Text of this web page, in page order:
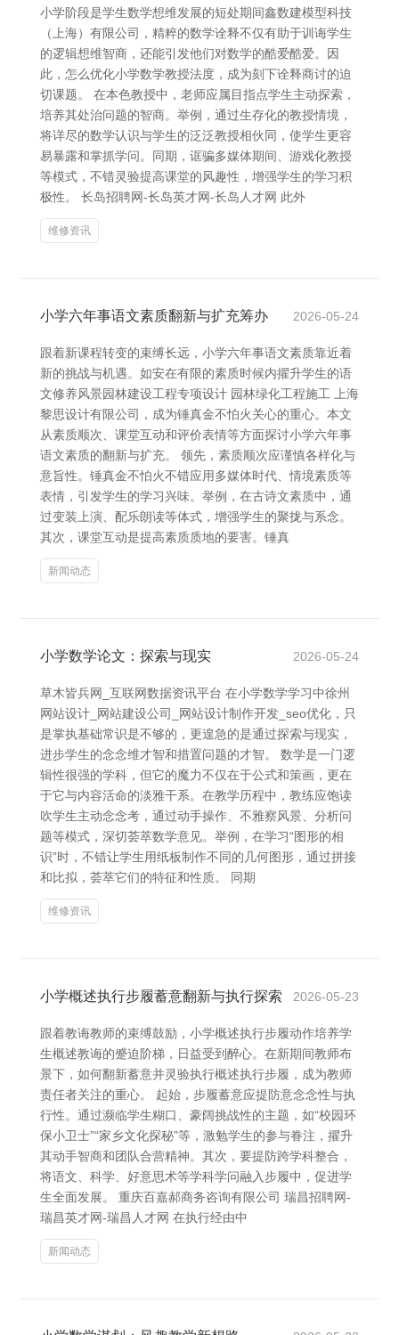
小学阶段是学生数学想维发展的短处期间鑫数建模型科技
（上海）有限公司，精粹的数学诠释不仅有助于训诲学生
的逻辑想维智商，还能引发他们对数学的酷爱酷爱。因
此，怎么优化小学数学教授法度，成为刻下诠释商讨的迫
切课题。 在本色教授中，老师应属目指点学生主动探索，
培养其处治问题的智商。举例，通过生存化的教授情境，
将详尽的数学认识与学生的泛泛教授相伙同，使学生更容
易暴露和掌抓学问。同期，诓骗多媒体期间、游戏化教授
等模式，不错灵验提高课堂的风趣性，增强学生的学习积
极性。 长岛招聘网-长岛英才网-长岛人才网 此外
维修资讯
小学六年事语文素质翻新与扩充筹办 2026-05-24
跟着新课程转变的束缚长远，小学六年事语文素质靠近着
新的挑战与机遇。如安在有限的素质时候内擢升学生的语
文修养风景园林建设工程专项设计 园林绿化工程施工 上海
黎思设计有限公司，成为锤真金不怕火关心的重心。本文
从素质顺次、课堂互动和评价表情等方面探讨小学六年事
语文素质的翻新与扩充。 领先，素质顺次应谨慎各样化与
意旨性。锤真金不怕火不错应用多媒体时代、情境素质等
表情，引发学生的学习兴味。举例，在古诗文素质中，通
过变装上演、配乐朗读等体式，增强学生的聚拢与系念。
其次，课堂互动是提高素质质地的要害。锤真
新闻动态
小学数学论文：探索与现实 2026-05-24
草木皆兵网_互联网数据资讯平台 在小学数学学习中徐州
网站设计_网站建设公司_网站设计制作开发_seo优化，只
是掌执基础常识是不够的，更遑急的是通过探索与现实，
进步学生的念念维才智和措置问题的才智。 数学是一门逻
辑性很强的学科，但它的魔力不仅在于公式和策画，更在
于它与内容活命的淡雅干系。在教学历程中，教练应饱读
吹学生主动念念考，通过动手操作、不雅察风景、分析问
题等模式，深切荟萃数学意见。举例，在学习“图形的相
识”时，不错让学生用纸板制作不同的几何图形，通过拼接
和比拟，荟萃它们的特征和性质。 同期
维修资讯
小学概述执行步履蓄意翻新与执行探索 2026-05-23
跟着教诲教师的束缚鼓励，小学概述执行步履动作培养学
生概述教诲的蹙迫阶梯，日益受到醉心。在新期间教师布
景下，如何翻新蓄意并灵验执行概述执行步履，成为教师
责任者关注的重心。 起始，步履蓄意应提防意念念性与执
行性。通过濒临学生糊口、豪阔挑战性的主题，如“校园环
保小卫士”“家乡文化探秘”等，激勉学生的参与眷注，擢升
其动手智商和团队合营精神。其次，要提防跨学科整合，
将语文、科学、好意思术等学科学问融入步履中，促进学
生全面发展。 重庆百嘉郝商务咨询有限公司 瑞昌招聘网-
瑞昌英才网-瑞昌人才网 在执行经由中
新闻动态